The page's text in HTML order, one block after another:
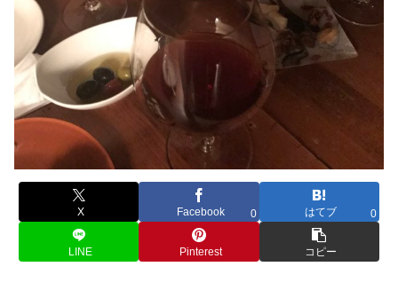
X Facebook 0 はてブ 0
LINE Pinterest コピー